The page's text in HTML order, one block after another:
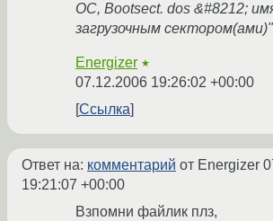
ОС, Bootsect. dos &#8212;
загрузочным сектором(ами)"
Energizer ★
07.12.2006 19:26:02 +00:00
Ссылка
Ответ на: комментарий от Energizer
19:21:07 +00:00
Взпомни файлик плз,